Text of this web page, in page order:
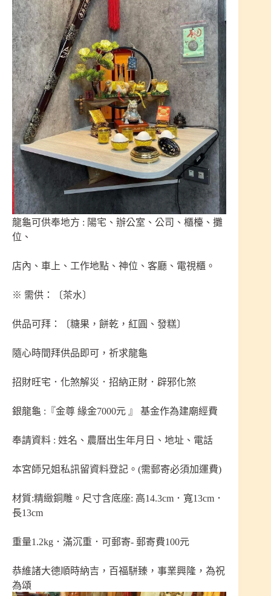
龍龜可供奉地方 : 陽宅、辦公室、公司、櫃檯、攤
位、
店內、車上、工作地點、神位、客廳、電視櫃。
※ 需供：〔茶水〕
供品可拜：〔糖果，餅乾，紅圓、發糕〕
隨心時間拜供品即可，祈求龍龜
招財旺宅．化煞解災．招納正財．辟邪化煞
銀龍龜 :『金尊 緣金7000元 』 基金作為建廟經費
奉請資料 : 姓名、農曆出生年月日、地址、電話
本宮師兄姐私訊留資料登記。(需郵寄必須加運費)
材質:精緻銅雕。尺寸含底座: 高14.3cm．寬13cm．
長13cm
重量1.2kg．滿沉重．可郵寄- 郵寄費100元
恭維諸大德順時納吉，百福駢臻，事業興隆，為祝
為頌